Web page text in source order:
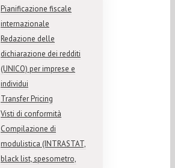
Pianificazione fiscale
internazionale
Redazione delle
dichiarazione dei redditi
(UNICO) per imprese e
individui
Transfer Pricing
Visti di conformità
Compilazione di
modulistica (INTRASTAT,
black list, spesometro,